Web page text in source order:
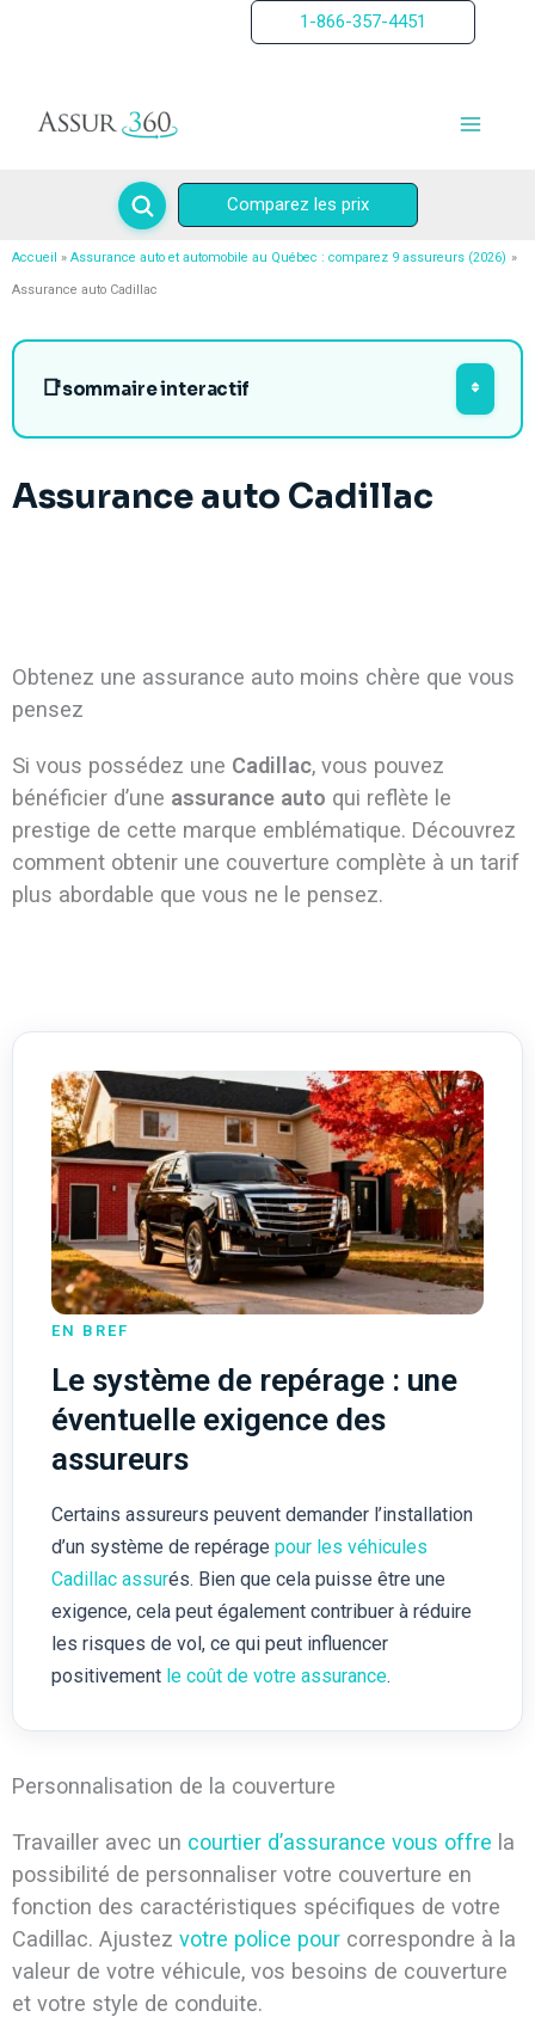
1-866-357-4451
Comparez les prix
Accueil Assurance auto et automobile au Québec : comparez 9 assureurs (2026)
Assurance auto Cadillac
sommaire interactif
Assurance auto Cadillac
Obtenez une assurance auto moins chère que vous
pensez
Si vous possédez une Cadillac, vous pouvez
bénéficier d’une assurance auto qui reflète le
prestige de cette marque emblématique. Découvrez
comment obtenir une couverture complète à un tarif
plus abordable que vous ne le pensez.
EN BREF
Le système de repérage : une
éventuelle exigence des
assureurs
Certains assureurs peuvent demander l’installation
d’un système de repérage pour les véhicules
Cadillac assurés. Bien que cela puisse être une
exigence, cela peut également contribuer à réduire
les risques de vol, ce qui peut influencer
positivement le coût de votre assurance.
Personnalisation de la couverture
Travailler avec un courtier d’assurance vous offre la
possibilité de personnaliser votre couverture en
fonction des caractéristiques spécifiques de votre
Cadillac. Ajustez votre police pourcorrespondre à la
valeur de votre véhicule, vos besoins de couverture
et votre style de conduite.